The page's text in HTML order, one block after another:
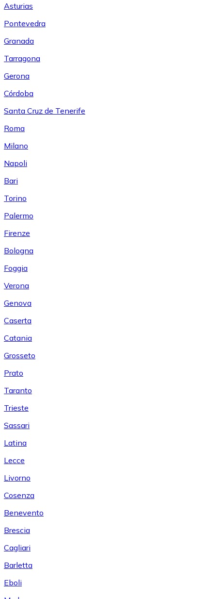
Asturias
Pontevedra
Granada
Tarragona
Gerona
Córdoba
Santa Cruz de Tenerife
Roma
Milano
Napoli
Bari
Torino
Palermo
Firenze
Bologna
Foggia
Verona
Genova
Caserta
Catania
Grosseto
Prato
Taranto
Trieste
Sassari
Latina
Lecce
Livorno
Cosenza
Benevento
Brescia
Cagliari
Barletta
Eboli